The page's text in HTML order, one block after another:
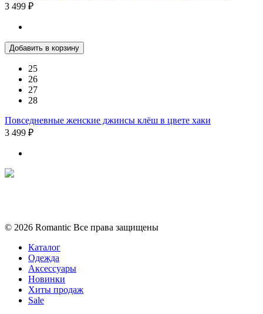
3 499 ₽
Добавить в корзину
25
26
27
28
Повседневные женские джинсы клёш в цвете хаки
3 499 ₽
© 2026 Romantic Все права защищены
Каталог
Одежда
Аксессуары
Новинки
Хиты продаж
Sale